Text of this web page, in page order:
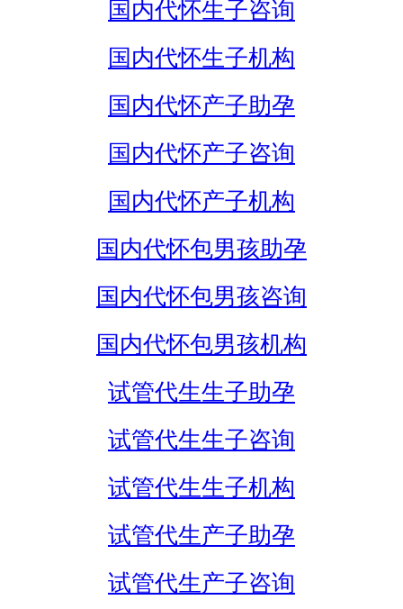
国内代怀生子咨询
国内代怀生子机构
国内代怀产子助孕
国内代怀产子咨询
国内代怀产子机构
国内代怀包男孩助孕
国内代怀包男孩咨询
国内代怀包男孩机构
试管代生生子助孕
试管代生生子咨询
试管代生生子机构
试管代生产子助孕
试管代生产子咨询